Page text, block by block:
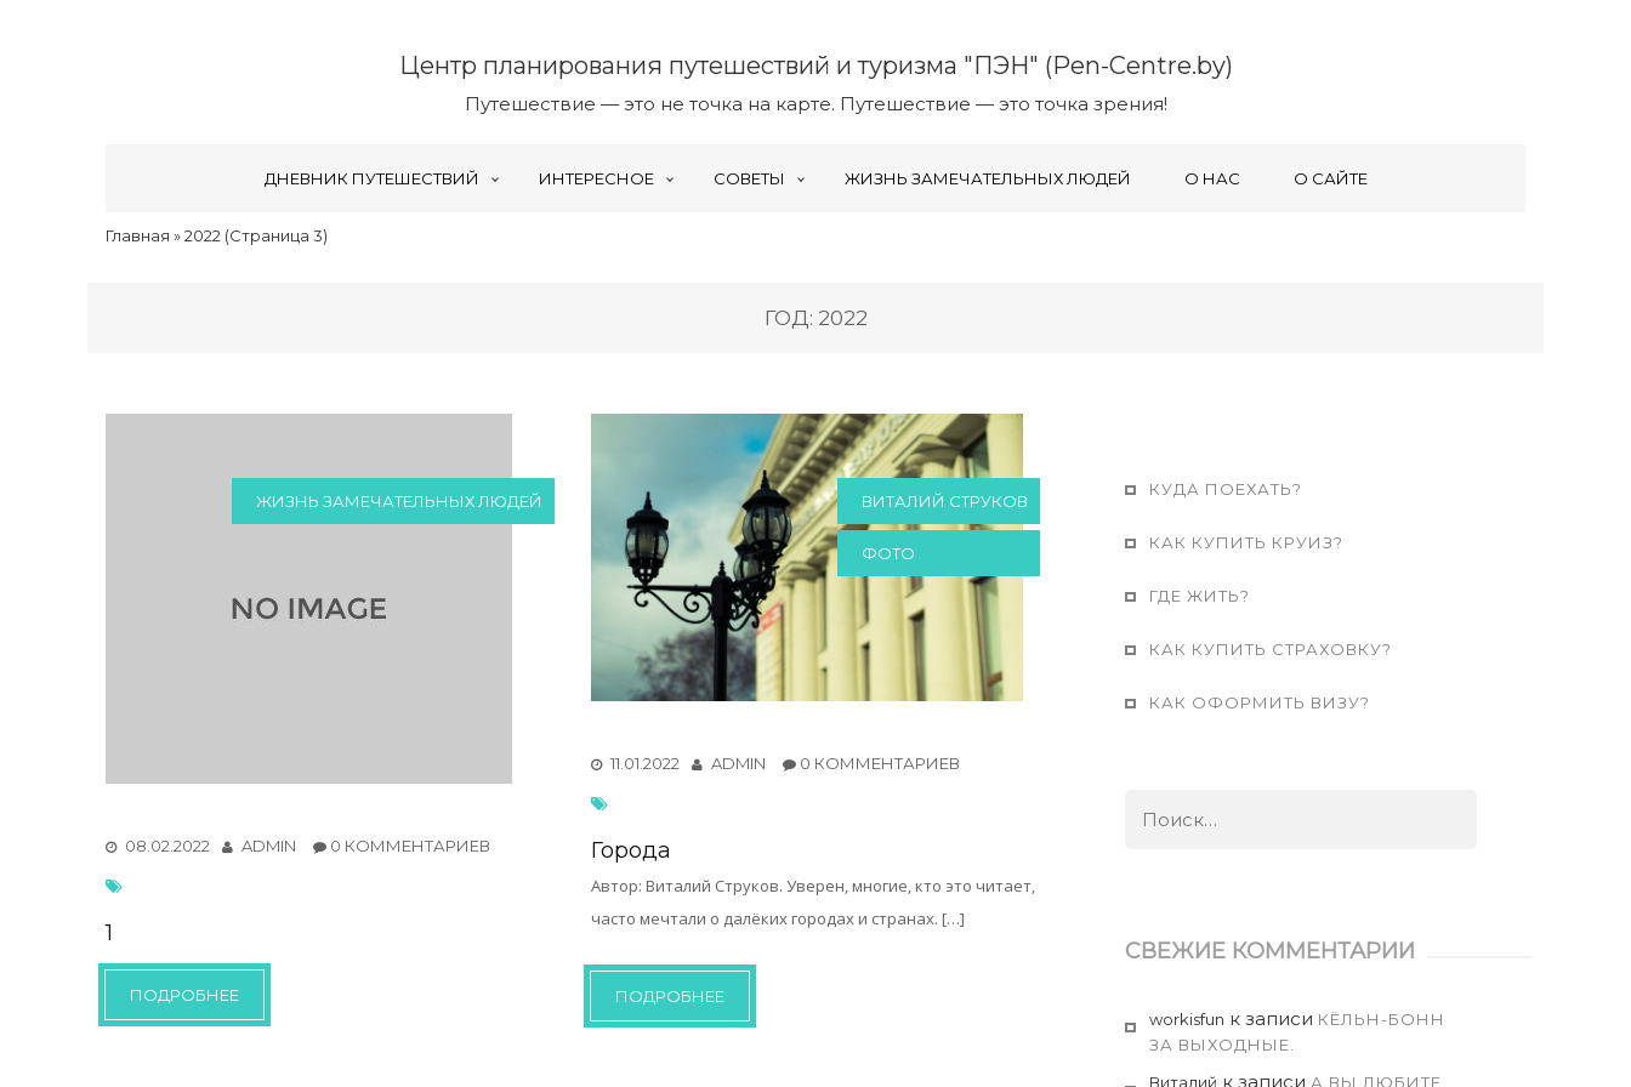
Центр планирования путешествий и туризма "ПЭН" (Pen-Centre.by)
Путешествие — это не точка на карте. Путешествие — это точка зрения!
ДНЕВНИК ПУТЕШЕСТВИЙ ИНТЕРЕСНОЕ СОВЕТЫ ЖИЗНЬ ЗАМЕЧАТЕЛЬНЫХ ЛЮДЕЙ О НАС О САЙТЕ
Главная »2022 (Страница 3)
ГОД: 2022
ЖИЗНЬ ЗАМЕЧАТЕЛЬНЫХ ЛЮДЕЙ
08.02.2022 ADMIN 0 КОММЕНТАРИЕВ
1
ПОДРОБНЕЕ
ВИТАЛИЙ СТРУКОВ
ФОТО
11.01.2022 ADMIN 0 КОММЕНТАРИЕВ
Города
Автор: Виталий Струков. Уверен, многие, кто это читает,
часто мечтали о далёких городах и странах. […]
ПОДРОБНЕЕ
КУДА ПОЕХАТЬ?
КАК КУПИТЬ КРУИЗ?
ГДЕ ЖИТЬ?
КАК КУПИТЬ СТРАХОВКУ?
КАК ОФОРМИТЬ ВИЗУ?
СВЕЖИЕ КОММЕНТАРИИ
workisfun к записи КЁЛЬН-БОНН
ЗА ВЫХОДНЫЕ.
Виталий к записи А ВЫ ЛЮБИТЕ